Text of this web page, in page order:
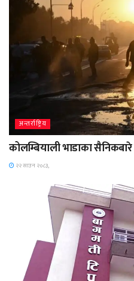
अन्तर्राष्ट्रिय
कोलम्बियाली भाडाका
२२ साउन २०८३,